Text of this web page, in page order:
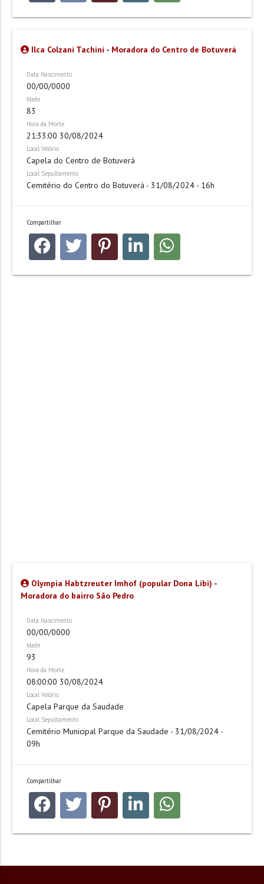
Ilca Colzani Tachini - Moradora do Centro de Botuverá
Data Nascimento
00/00/0000
Idade
83
Hora da Morte
21:33:00 30/08/2024
Local Velório
Capela do Centro de Botuverá
Local Sepultamento
Cemitério do Centro do Botuverá - 31/08/2024 - 16h
Compartilhar
Olympia Habtzreuter Imhof (popular Dona Libi) -
Moradora do bairro São Pedro
Data Nascimento
00/00/0000
Idade
93
Hora da Morte
08:00:00 30/08/2024
Local Velório
Capela Parque da Saudade
Local Sepultamento
Cemitério Municipal Parque da Saudade - 31/08/2024 -
09h
Compartilhar